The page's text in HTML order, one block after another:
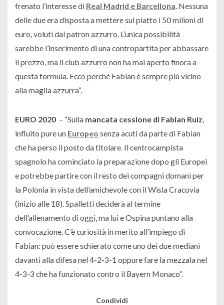
frenato l’interesse di Real Madrid e Barcellona . Nessuna
delle due era disposta a mettere sul piatto i 50 milioni di
euro, voluti dal patron azzurro. L’unica possibilità
sarebbe l’inserimento di una contropartita per abbassare
il prezzo, ma il club azzurro non ha mai aperto finora a
questa formula. Ecco perché Fabian è sempre più vicino
alla maglia azzurra“.
EURO 2020 – “Sulla mancata cessione di Fabian Ruiz
influito pure un Europeo senza acuti da parte di Fabian
che ha perso il posto da titolare. Il centrocampista
spagnolo ha cominciato la preparazione dopo gli Europei
e potrebbe partire con il resto dei compagni domani per
la Polonia in vista dell’amichevole con il Wisla Cracovia
(inizio alle 18). Spalletti deciderà al termine
dell’allenamento di oggi, ma lui e Ospina puntano alla
convocazione. C’è curiosità in merito all’impiego di
Fabian: può essere schierato come uno dei due mediani
davanti alla difesa nel 4-2-3-1 oppure fare la mezzala nel
4-3-3 che ha funzionato contro il Bayern Monaco”.
Condividi